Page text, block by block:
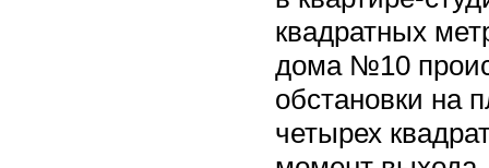
квадратных
дома №10
обстановки на
четырех